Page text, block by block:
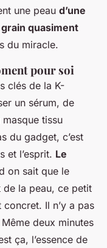
une peau d’une
quasiment
du miracle.
pour soi
clés de la K-
un sérum, de
tissu
du gadget, c’est
et l’esprit. Le
on sait que le
de la peau, ce petit
Il n’y a pas
deux minutes
ça, l’essence de